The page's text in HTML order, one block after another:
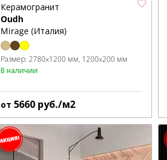
Керамогранит
Oudh
Mirage (Италия)
Размер:2780x1200 мм 1200x200 мм
В наличии
от5660 руб./м2